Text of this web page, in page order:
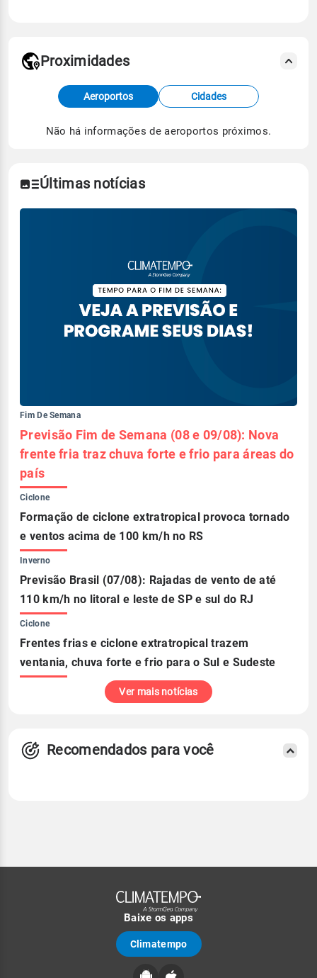
Fonte: dados combinados de estações
meteorológicas e satélite do Centro de Previsão
de Tempo e Estudos Climáticos (CPTEC).
Proximidades
Aeroportos Cidades
Não há informações de aeroportos próximos.
Últimas notícias
Fim De Semana
Previsão Fim de Semana (08 e 09/08): Nova
frente fria traz chuva forte e frio para áreas do
país
Ciclone
Formação de ciclone extratropical provoca tornado
e ventos acima de 100 km/h no RS
Inverno
Previsão Brasil (07/08): Rajadas de vento de até
110 km/h no litoral e leste de SP e sul do RJ
Ciclone
Frentes frias e ciclone extratropical trazem
ventania, chuva forte e frio para o Sul e Sudeste
Ver mais notícias
Recomendados para você
Baixe os apps
Climatempo